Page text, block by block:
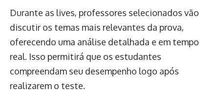
Durante as lives, professores selecionados vão
discutir os temas mais relevantes da prova,
oferecendo uma análise detalhada e em tempo
real. Isso permitirá que os estudantes
compreendam seu desempenho logo após
realizarem o teste.